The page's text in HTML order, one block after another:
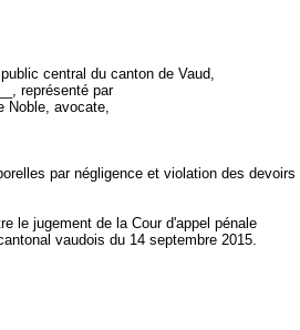
central du canton de Vaud,
représenté par
Noble, avocate,
par négligence et violation des
le jugement de la Cour d'appel pénale
vaudois du 14 septembre 2015.